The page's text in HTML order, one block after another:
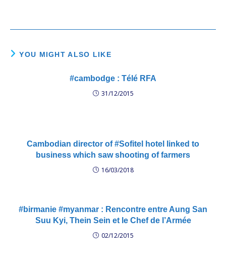
culminated in…
YOU MIGHT ALSO LIKE
#cambodge : Télé RFA
31/12/2015
Cambodian director of #Sofitel hotel linked to
business which saw shooting of farmers
16/03/2018
#birmanie #myanmar : Rencontre entre Aung San
Suu Kyi, Thein Sein et le Chef de l’Armée
02/12/2015